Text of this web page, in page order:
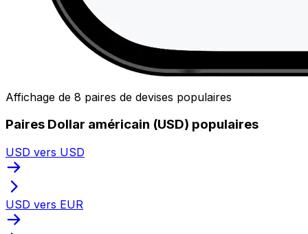
Affichage de 8 paires de devises populaires
Paires Dollar américain (USD) populaires
USD vers USD
USD vers EUR